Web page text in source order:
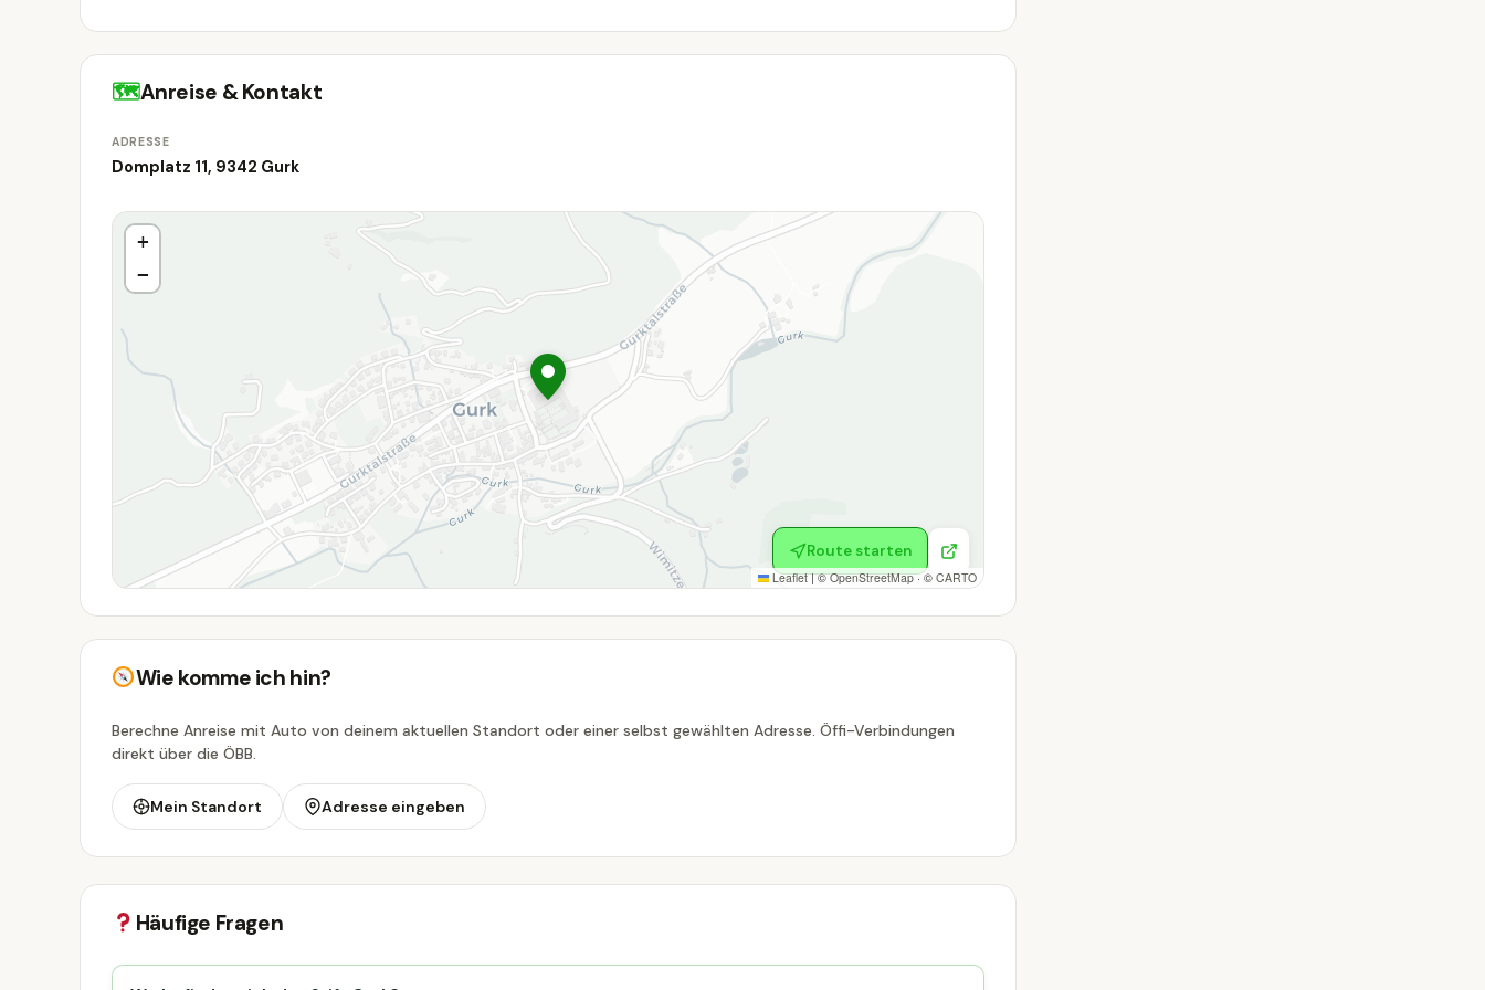
🗺Anreise & Kontakt
ADRESSE
Domplatz 11, 9342 Gurk
+
−
Leaflet |©OpenStreetMap· © CARTO
Route starten
Wie komme ich hin?
Berechne Anreise mit Auto von deinem aktuellen Standort oder einer selbst gewählten Adresse. Öffi-Verbindungen
direkt über die ÖBB.
Mein Standort Adresse eingeben
Häufige Fragen